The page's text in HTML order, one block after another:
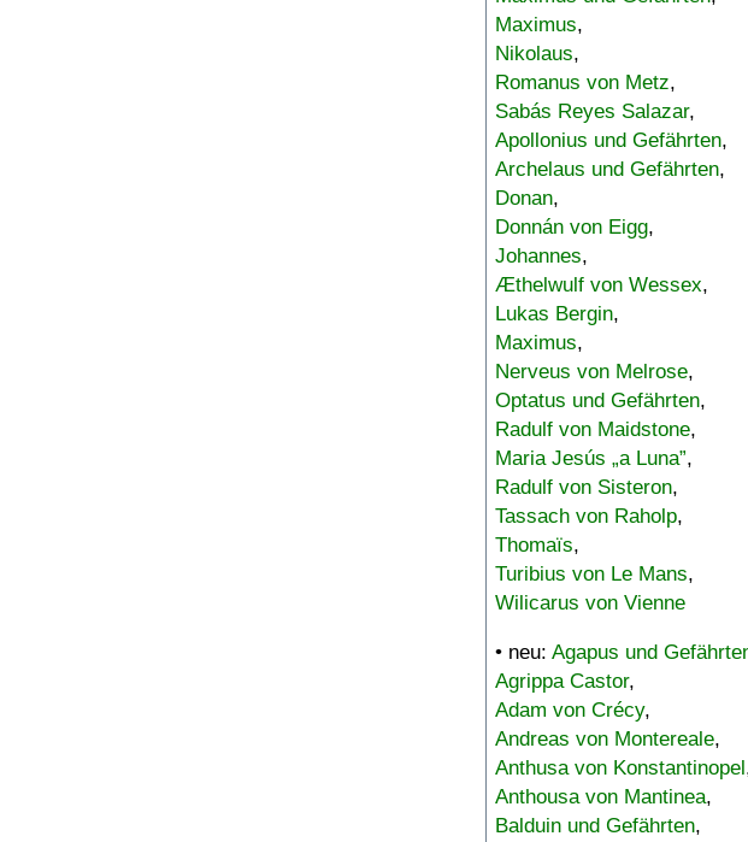
Maximus,
Nikolaus,
Romanus von Metz,
Sabás Reyes Salazar,
Apollonius und Gefährten,
Archelaus und Gefährten,
Donan,
Donnán von Eigg,
Johannes,
Æthelwulf von Wessex,
Lukas Bergin,
Maximus,
Nerveus von Melrose,
Optatus und Gefährten,
Radulf von Maidstone,
Maria Jesús „a Luna”,
Radulf von Sisteron,
Tassach von Raholp,
Thomaïs,
Turibius von Le Mans,
Wilicarus von Vienne
• neu: Agapus und
Agrippa Castor,
Adam von Crécy,
Andreas von Montereale,
Anthusa von Konstantinopel
Anthousa von Mantinea,
Balduin und Gefährten,